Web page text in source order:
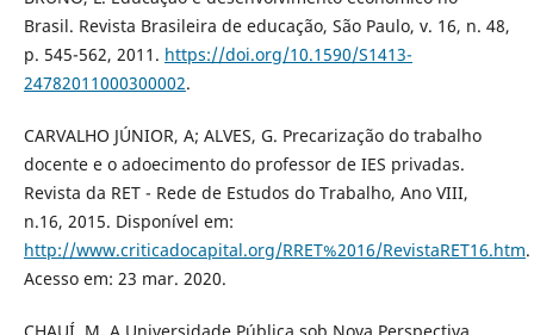
Brasil. Revista Brasileira de educação, São Paulo, v. 16, n. 48,
p. 545-562, 2011. https://doi.org/10.1590/S1413-
24782011000300002.
CARVALHO JÚNIOR, A; ALVES, G. Precarização do trabalho
docente e o adoecimento do professor de IES privadas.
Revista da RET - Rede de Estudos do Trabalho, Ano VIII,
n.16, 2015. Disponível em:
http://www.criticadocapital.org/RRET%2016/RevistaRET16.htm.
Acesso em: 23 mar. 2020.
CHAUÍ, M. A Universidade Pública sob Nova Perspectiva.